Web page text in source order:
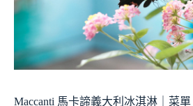
Maccanti 馬卡諦義大利冰淇淋｜菜單